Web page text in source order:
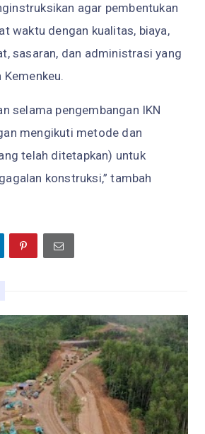
agar pembentukan
waktu dengan kualitas, biaya,
sasaran, dan administrasi yang
selama pengembangan IKN
mengikuti metode dan
telah ditetapkan) untuk
konstruksi,” tambah